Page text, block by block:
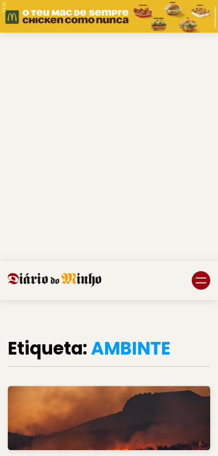
PUB.
Etiqueta:AMBINTE